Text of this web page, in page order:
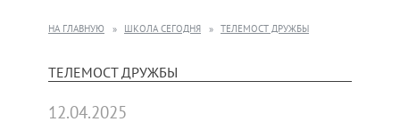
НА ГЛАВНУЮ ШКОЛА СЕГОДНЯ ТЕЛЕМОСТ ДРУЖБЫ
ТЕЛЕМОСТ ДРУЖБЫ
12.04.2025